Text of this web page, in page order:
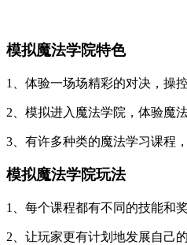
模拟魔法学院特色
1、体验一场场精彩的对决，操
2、模拟进入魔法学院，体验魔
3、有许多种类的魔法学习课程
模拟魔法学院玩法
1、每个课程都有不同的技能和
2、让玩家更有计划地发展自己